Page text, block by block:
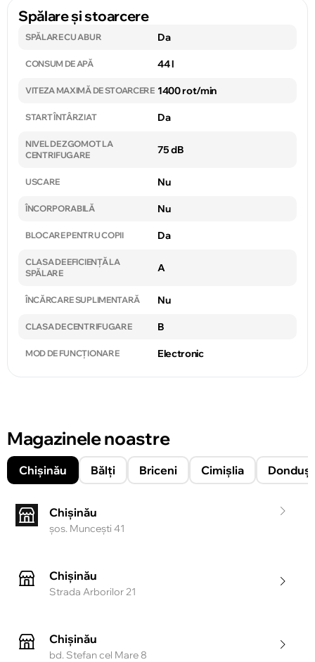
Spălare și stoarcere
SPĂLARE CU ABUR Da
CONSUM DE APĂ 44 l
VITEZA MAXIMĂ DE STOARCERE 1400 rot/min
START ÎNTÂRZIAT Da
NIVEL DE ZGOMOT LA
CENTRIFUGARE
75 dB
USCARE Nu
ÎNCORPORABILĂ Nu
BLOCARE PENTRU COPII Da
CLASA DE EFICIENȚĂ LA
SPĂLARE
A
ÎNCĂRCARE SUPLIMENTARĂ Nu
CLASA DE CENTRIFUGARE B
MOD DE FUNCȚIONARE Electronic
Magazinele noastre
Chișinău Bălți Briceni Cimișlia
Chișinău
şos. Munceşti 41
Chișinău
Strada Arborilor 21
Chișinău
bd. Stefan cel Mare 8